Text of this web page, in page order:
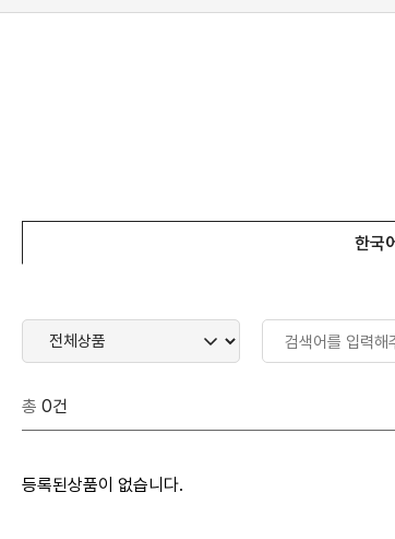
한국
총 0건
등록된상품이 없습니다.